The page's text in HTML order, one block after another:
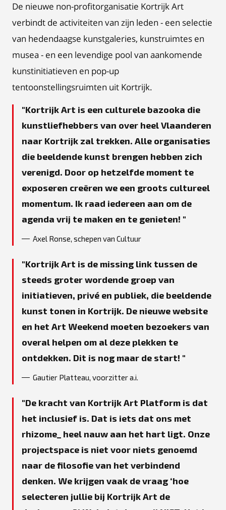
De nieuwe non-profitorganisatie Kortrijk Art
verbindt de activiteiten van zijn leden - een selectie
van hedendaagse kunstgaleries, kunstruimtes en
musea - en een levendige pool van aankomende
kunstinitiatieven en pop-up
tentoonstellingsruimten uit Kortrijk.
Kortrijk Art is een culturele bazooka die
kunstliefhebbers van over heel Vlaanderen
naar Kortrijk zal trekken. Alle organisaties
die beeldende kunst brengen hebben zich
verenigd. Door op hetzelfde moment te
exposeren creëren we een groots cultureel
momentum. Ik raad iedereen aan om de
agenda vrij te maken en te genieten!
Axel Ronse, schepen van Cultuur
Kortrijk Art is de missing link tussen de
steeds groter wordende groep van
initiatieven, privé en publiek, die beeldende
kunst tonen in Kortrijk. De nieuwe website
en het Art Weekend moeten bezoekers van
overal helpen om al deze plekken te
ontdekken. Dit is nog maar de start!
Gautier Platteau, voorzitter a.i.
De kracht van Kortrijk Art Platform is dat
het inclusief is. Dat is iets dat ons met
rhizome_ heel nauw aan het hart ligt. Onze
projectspace is niet voor niets genoemd
naar de filosofie van het verbindend
denken. We krijgen vaak de vraag ‘hoe
selecteren jullie bij Kortrijk Art de